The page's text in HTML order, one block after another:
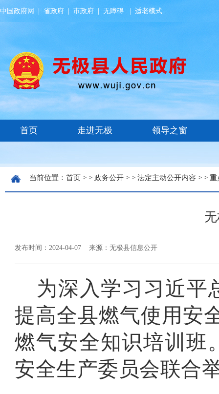
中国政府网 省政府 市政府 无障碍 适老模式
当前位置： 首页 > > 政务公开 > > 法定主动公开内容 > > 重
发布时间：2024-04-07 来源：无极县信息公开
为深入学习习近平
提高全县燃气使用安
燃气安全知识培训班
安全生产委员会联合